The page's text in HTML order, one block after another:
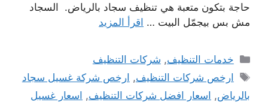
حاجة بتكون متعبة هي تنظيف سجاد بالرياض. السجاد
مش بس بيجمّل البيت … اقرأ المزيد
التصنيفات
خدمات التنظيف, شركات التنظيف
الوسوم
ارخص شركات التنظيف, ارخص شركة غسيل سجاد
بالرياض, اسعار افضل شركات التنظيف, اسعار غسيل